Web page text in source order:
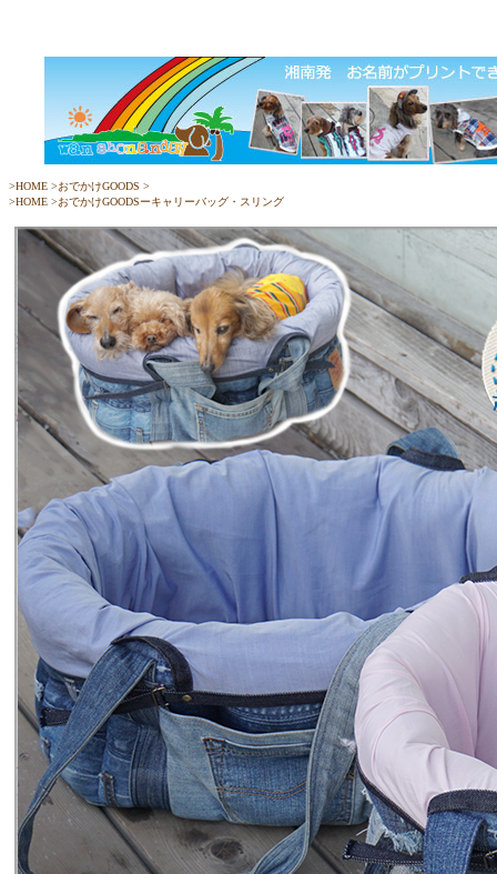
>HOME >おでかけGOODS >
>HOME >おでかけGOODSーキャリーバッグ・スリング